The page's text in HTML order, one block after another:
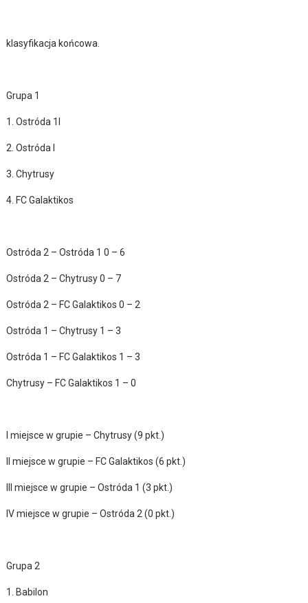
klasyfikacja końcowa.
Grupa 1
1. Ostróda 1I
2. Ostróda I
3. Chytrusy
4. FC Galaktikos
Ostróda 2 – Ostróda 1 0 – 6
Ostróda 2 – Chytrusy 0 – 7
Ostróda 2 – FC Galaktikos 0 – 2
Ostróda 1 – Chytrusy 1 – 3
Ostróda 1 – FC Galaktikos 1 – 3
Chytrusy – FC Galaktikos 1 – 0
I miejsce w grupie – Chytrusy (9 pkt.)
II miejsce w grupie – FC Galaktikos (6 pkt.)
III miejsce w grupie – Ostróda 1 (3 pkt.)
IV miejsce w grupie – Ostróda 2 (0 pkt.)
Grupa 2
1. Babilon